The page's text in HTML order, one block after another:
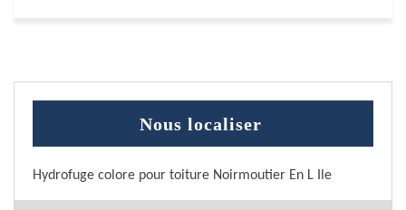
Nous localiser
Hydrofuge colore pour toiture Noirmoutier En L Ile